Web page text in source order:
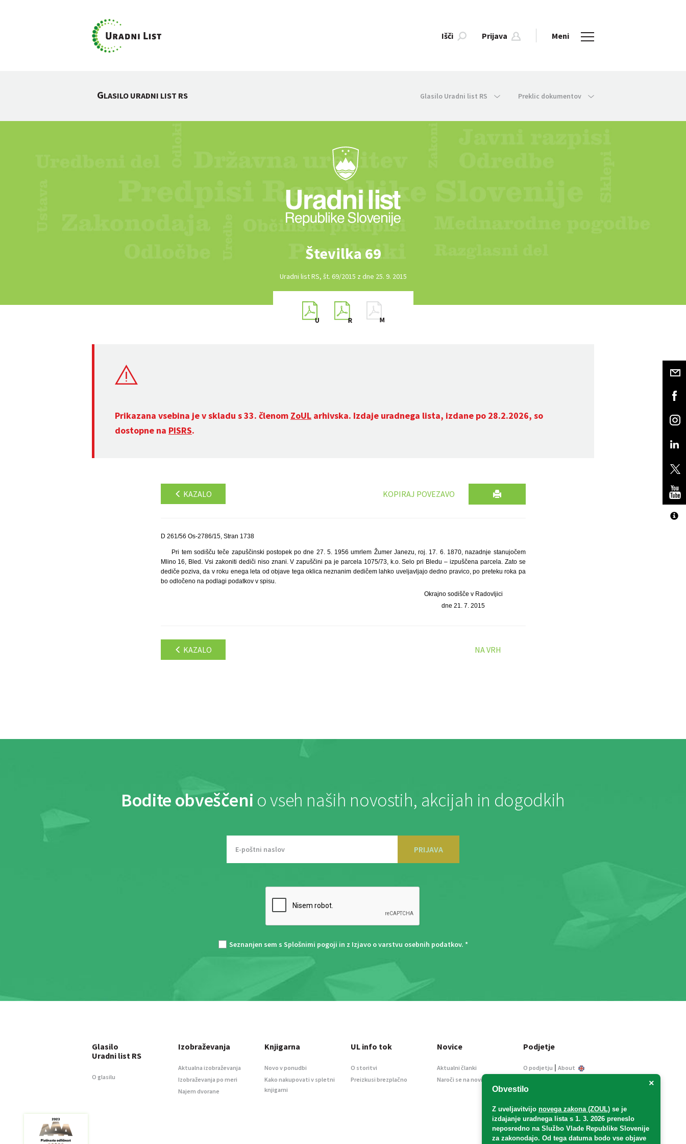
Išči Prijava Meni
GLASILO URADNI LIST RS Glasilo Uradni list RS Preklic dokumentov
Številka 69
Uradni list RS, št. 69/2015 z dne 25. 9. 2015
Prikazana vsebina je v skladu s 33. členom ZoUL arhivska. Izdaje uradnega lista, izdane po 28.2.2026, so
dostopne na PISRS.
KAZALO KOPIRAJ POVEZAVO
D 261/56 Os-2786/15, Stran 1738
Pri tem sodišču teče zapuščinski postopek po dne 27. 5. 1956 umrlem Žumer Janezu, roj. 17. 6. 1870, nazadnje stanujočem
Mlino 16, Bled. Vsi zakoniti dediči niso znani. V zapuščini pa je parcela 1075/73, k.o. Selo pri Bledu – izpuščena parcela. Zato se
dediče poziva, da v roku enega leta od objave tega oklica neznanim dedičem lahko uveljavljajo dedno pravico, po preteku roka pa
bo odločeno na podlagi podatkov v spisu.
Okrajno sodišče v Radovljici
dne 21. 7. 2015
KAZALO NA VRH
Bodite obveščeni o vseh naših novostih, akcijah in dogodkih
PRIJAVA
Seznanjen sem s Splošnimi pogoji in z Izjavo o varstvu osebnih podatkov. *
×
Obvestilo
Z uveljavitvijo novega zakona (ZOUL) se je
izdajanje uradnega lista s 1. 3. 2026 preneslo
neposredno na Službo Vlade Republike Slovenije
za zakonodajo. Od tega datuma bodo vse objave
Glasilo
Uradni list RS
O glasilu
Izobraževanja
Aktualna izobraževanja
Izobraževanja po meri
Najem dvorane
Knjigarna
Novo v ponudbi
Kako nakupovati v spletni
knjigarni
UL info tok
O storitvi
Preizkusi brezplačno
Novice
Aktualni članki
Naroči se na novice
Podjetje
O podjetju | About
Informacije javnega
Oglaševanje
Splošni pogoji
Izjava o varstvu osebnih